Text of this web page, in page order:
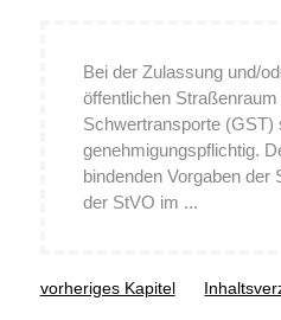
Bei der Zulassung und/
öffentlichen
Schwertransporte (GST)
genehmigungspflichtig.
bindenden Vorgaben der
der StVO im ...
vorheriges Kapitel